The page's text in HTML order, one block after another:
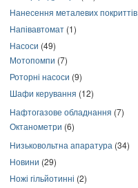
Нанесення металевих покриттів
Напівавтомат (1)
Насоси (49)
Мотопомпи (7)
Роторні насоси (9)
Шафи керування (12)
Нафтогазове обладнання (7)
Октанометри (6)
Низьковольтна апаратура (34)
Новини (29)
Ножі гільйотинні (2)